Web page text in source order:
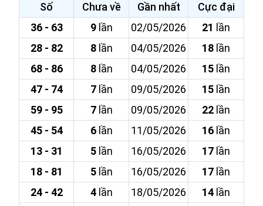
Số Chưa về Gần nhất
Cực đại
36 - 63
9lần 02/05/2026 21 lần
28 - 82
8lần 04/05/2026 18 lần
68 - 86
8lần 04/05/2026 15 lần
47 - 74
7lần 09/05/2026 15 lần
59 - 95
7lần 09/05/2026 22 lần
45 - 54
6lần 11/05/2026 16 lần
13 - 31
5lần 16/05/2026 17 lần
18 - 81
5lần 16/05/2026 17 lần
24 - 42
4lần 18/05/2026 14 lần